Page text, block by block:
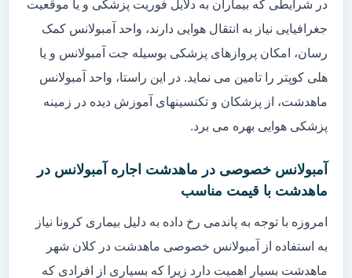
در شرایطی که بیماران به دلایل فوریت پزشکی و یا موقعیت
جغرافیایی نیاز به انتقال هوایی دارند، واحد آمبولانس کمک
رسان، امکان پروازهای پزشکی بوسیله جت آمبولانس و یا
هلی کوپتر را تامین می نماید. در این راستا، واحد آمبولانس
ماهدشت، از پزشکان و تکنسینهای آموزش دیده در زمینه
پزشکی هوایی بهره می برد.
آمبولانس خصوصی در ماهدشت اجاره آمبولانس در
ماهدشت با قیمت مناسب
امروزه با توجه به پاندمی رخ داده به دلیل بیماری کرونا نیاز
به استفاده از آمبولانس خصوصی ماهدشت در کلان شهر
ماهدشت بسیار اهمیت دارد زیرا که بسیاری از افرادی که